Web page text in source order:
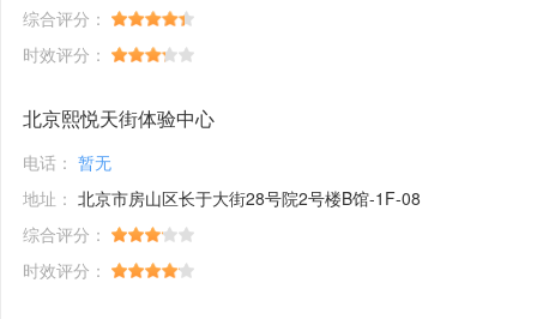
综合评分：
时效评分：
北京熙悦天街体验中心
电话： 暂无
地址： 北京市房山区长于大街28号院2号楼B馆-1F-08
综合评分：
时效评分：